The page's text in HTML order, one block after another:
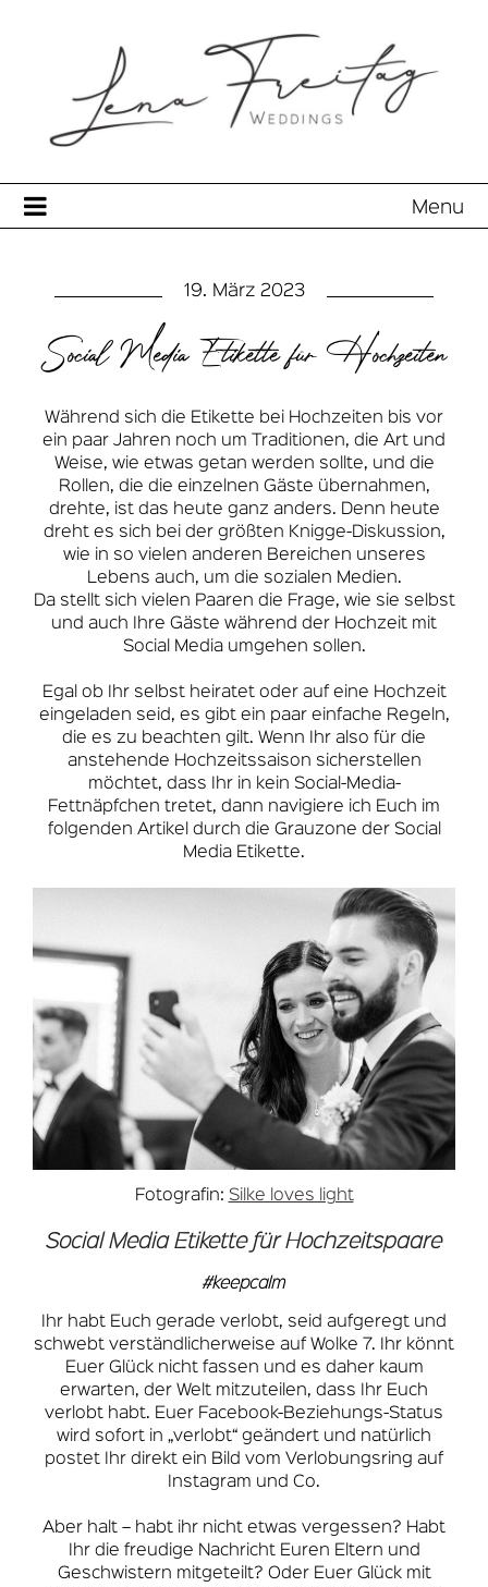
Menu
19. März 2023
Social Media Etikette für Hochzeiten
Während sich die Etikette bei Hochzeiten bis vor
ein paar Jahren noch um Traditionen, die Art und
Weise, wie etwas getan werden sollte, und die
Rollen, die die einzelnen Gäste übernahmen,
drehte, ist das heute ganz anders. Denn heute
dreht es sich bei der größten Knigge-Diskussion,
wie in so vielen anderen Bereichen unseres
Lebens auch, um die sozialen Medien.
Da stellt sich vielen Paaren die Frage, wie sie selbst
und auch Ihre Gäste während der Hochzeit mit
Social Media umgehen sollen.
Egal ob Ihr selbst heiratet oder auf eine Hochzeit
eingeladen seid, es gibt ein paar einfache Regeln,
die es zu beachten gilt. Wenn Ihr also für die
anstehende Hochzeitssaison sicherstellen
möchtet, dass Ihr in kein Social-Media-
Fettnäpfchen tretet, dann navigiere ich Euch im
folgenden Artikel durch die Grauzone der Social
Media Etikette.
Fotografin: Silke loves light
Social Media Etikette für Hochzeitspaare
#keepcalm
Ihr habt Euch gerade verlobt, seid aufgeregt und
schwebt verständlicherweise auf Wolke 7. Ihr könnt
Euer Glück nicht fassen und es daher kaum
erwarten, der Welt mitzuteilen, dass Ihr Euch
verlobt habt. Euer Facebook-Beziehungs-Status
wird sofort in „verlobt“ geändert und natürlich
postet Ihr direkt ein Bild vom Verlobungsring auf
Instagram und Co.
Aber halt – habt ihr nicht etwas vergessen? Habt
Ihr die freudige Nachricht Euren Eltern und
Geschwistern mitgeteilt? Oder Euer Glück mit